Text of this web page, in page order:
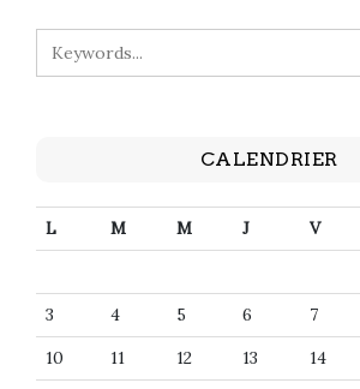
CALENDRIER
L M M J V
3
4 5 6 7
10
11 12 13 14